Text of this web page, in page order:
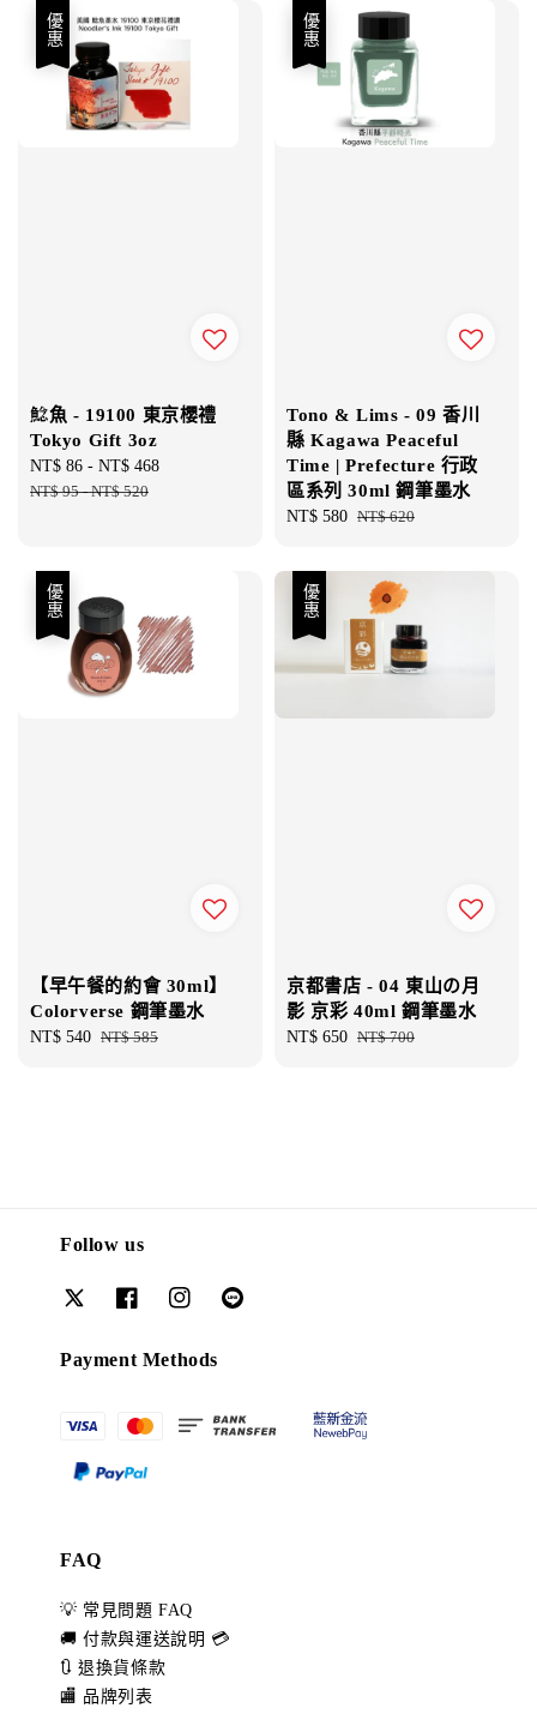
優惠
鯰魚 - 19100 東京櫻禮
Tokyo Gift 3oz
Sale
price
NT$ 86 - NT$ 468
NT$ 95-NT$ 520
優惠
Tono & Lims - 09 香川
縣 Kagawa Peaceful
Time | Prefecture 行政
區系列 30ml 鋼筆墨水
Sale
NT$ 580 Regular
NT$ 620
優惠
【早午餐的約會 30ml】
Colorverse 鋼筆墨水
Sale
NT$ 540 Regular
NT$ 585
優惠
京都書店 - 04 東山の月
影 京彩 40ml 鋼筆墨水
Sale
NT$ 650 Regular
NT$ 700
Follow us
Payment Methods
FAQ
💡 常見問題 FAQ
🚚 付款與運送說明 💳
🔃 退換貨條款
🏬 品牌列表